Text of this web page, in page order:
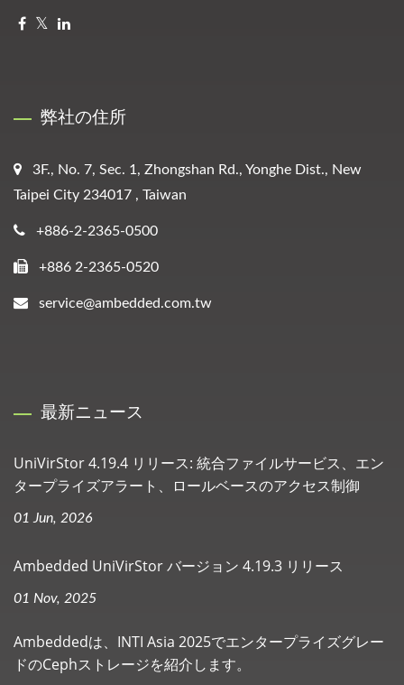
弊社の住所
3F., No. 7, Sec. 1, Zhongshan Rd., Yonghe Dist., New
Taipei City 234017 , Taiwan
+886-2-2365-0500
+886 2-2365-0520
service@ambedded.com.tw
最新ニュース
UniVirStor 4.19.4 リリース: 統合ファイルサービス、エン
タープライズアラート、ロールベースのアクセス制御
01 Jun, 2026
Ambedded UniVirStor バージョン 4.19.3 リリース
01 Nov, 2025
Ambeddedは、INTI Asia 2025でエンタープライズグレー
ドのCephストレージを紹介します。